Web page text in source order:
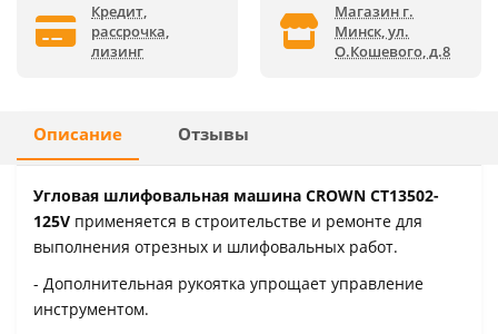
Кредит,
рассрочка,
лизинг
Магазин г.
Минск, ул.
О.Кошевого, д.8
Описание Отзывы
Угловая шлифовальная машина CROWN CT13502-
125V применяется в строительстве и ремонте для
выполнения отрезных и шлифовальных работ.
- Дополнительная рукоятка упрощает управление
инструментом.